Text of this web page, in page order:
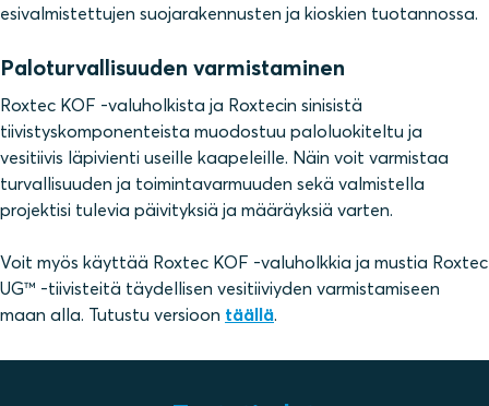
esivalmistettujen suojarakennusten ja kioskien tuotannossa.
Paloturvallisuuden varmistaminen
Roxtec KOF -valuholkista ja Roxtecin sinisistä
tiivistyskomponenteista muodostuu paloluokiteltu ja
vesitiivis läpivienti useille kaapeleille. Näin voit varmistaa
turvallisuuden ja toimintavarmuuden sekä valmistella
projektisi tulevia päivityksiä ja määräyksiä varten.
Voit myös käyttää Roxtec KOF -valuholkkia ja mustia Roxtec
UG™ -tiivisteitä täydellisen vesitiiviyden varmistamiseen
maan alla. Tutustu versioon täällä.